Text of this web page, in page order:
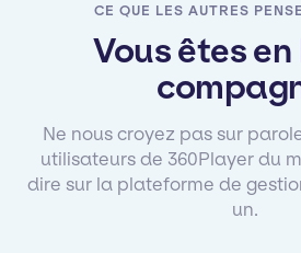
CE QUE LES AUTRES
Vous êtes
Ne nous croyez pas sur
utilisateurs de 360Player du
dire sur la plateforme de
un.